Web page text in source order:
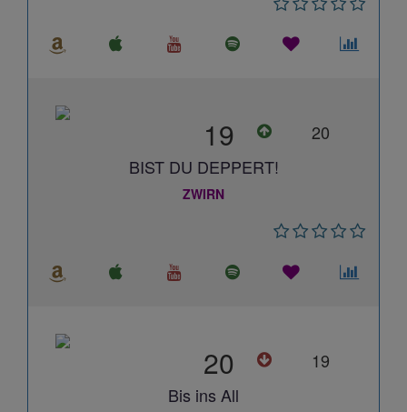
19
20
BIST DU DEPPERT!
ZWIRN
20
19
Bis ins All